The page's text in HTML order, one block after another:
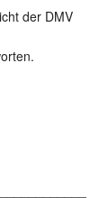
der DMV